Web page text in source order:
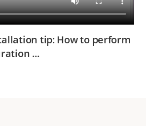
tip: How to perform
...